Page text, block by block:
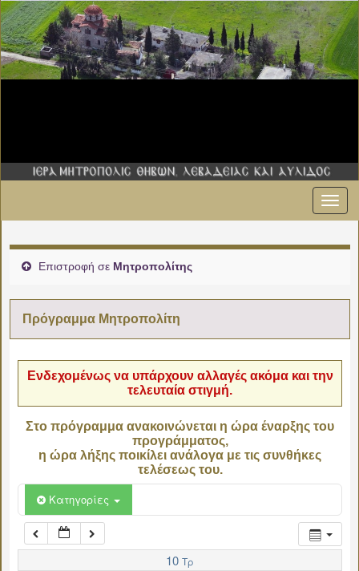
Επιστροφή σε Μητροπολίτης
Πρόγραμμα Μητροπολίτη
Ενδεχομένως να υπάρχουν αλλαγές ακόμα και την
τελευταία στιγμή.
Στο πρόγραμμα ανακοινώνεται η ώρα έναρξης του
προγράμματος,
η ώρα λήξης ποικίλει ανάλογα με τις συνθήκες
τελέσεως του.
Κατηγορίες
10 Τρ
02:00
06:00
07:00